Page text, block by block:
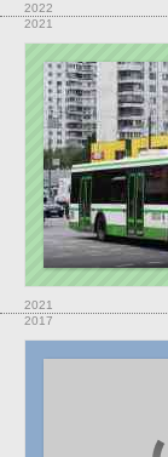
2022
2021
2021
2017